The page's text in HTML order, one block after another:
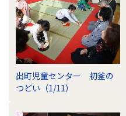
出町児童センター 初釜の
つどい（1/11）